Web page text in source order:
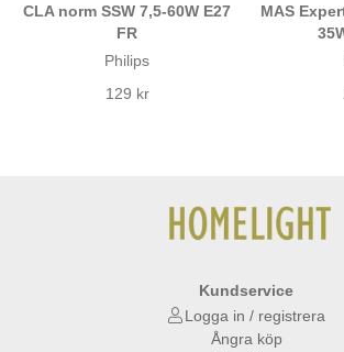
CLA norm SSW 7,5-60W E27
FR
Philips
129 kr
MAS
Kundservice
Logga in / registrera
Ångra köp